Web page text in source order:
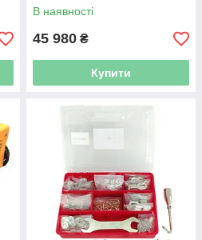
В наявності
45 980 ₴
Купити